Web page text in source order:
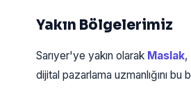
Yakın Bölgelerimiz
Sarıyer'ye yakın olarak Maslak,
dijital pazarlama uzmanlığını